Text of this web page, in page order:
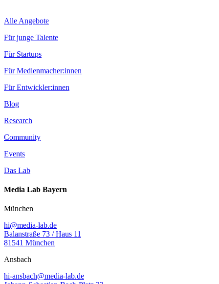
Alle Angebote
Für junge Talente
Für Startups
Für Medienmacher:innen
Für Entwickler:innen
Blog
Research
Community
Events
Das Lab
Media Lab Bayern
München
hi@media-lab.de
Balanstraße 73 / Haus 11
81541 München
Ansbach
hi-ansbach@media-lab.de